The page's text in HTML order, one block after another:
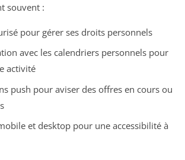
souvent :
pour gérer ses droits personnels
avec les calendriers personnels pour
activité
push pour aviser des offres en cours ou
et desktop pour une accessibilité à